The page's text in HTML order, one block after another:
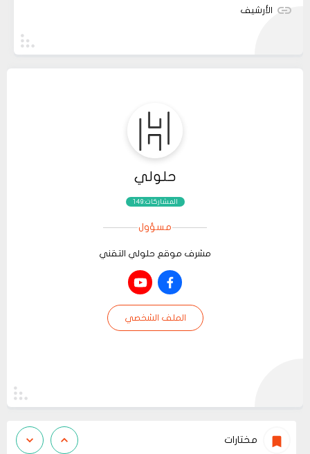
الأرشيف
حلولي
المشاركات:149
مسؤول
مشرف موقع حلولي التقني
الملف الشخصي
مختارات